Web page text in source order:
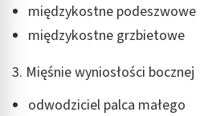
międzykostne podeszwowe
międzykostne grzbietowe
3. Mięśnie wyniosłości bocznej
odwodziciel palca małego